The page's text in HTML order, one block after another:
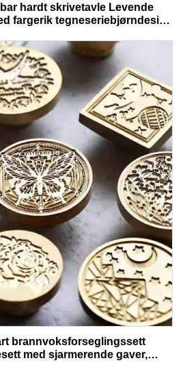
hardt skrivetavle Levende
fargerik tegneseriebjørndesign
brannvoksforseglingssett
med sjarmerende gaver,